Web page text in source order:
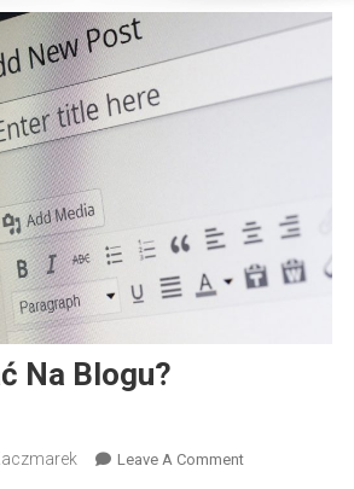
Na Blogu?
Leave A CommentOn